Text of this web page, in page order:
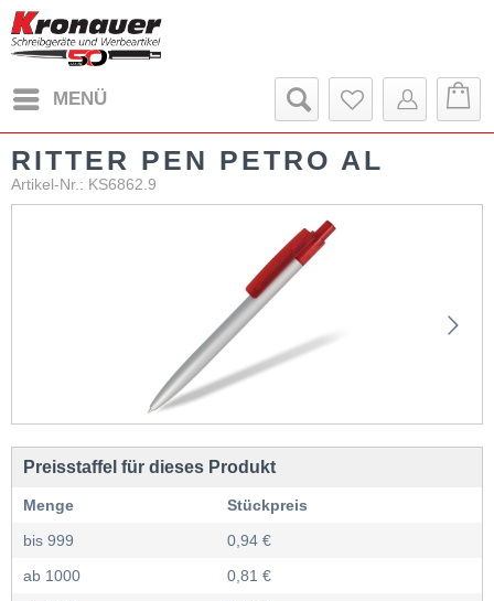
MENÜ
RITTER PEN PETRO AL
Artikel-Nr.: KS6862.9
Preisstaffel für dieses Produkt
Menge
Stückpreis
bis 999
0,94 €
ab 1000
0,81 €